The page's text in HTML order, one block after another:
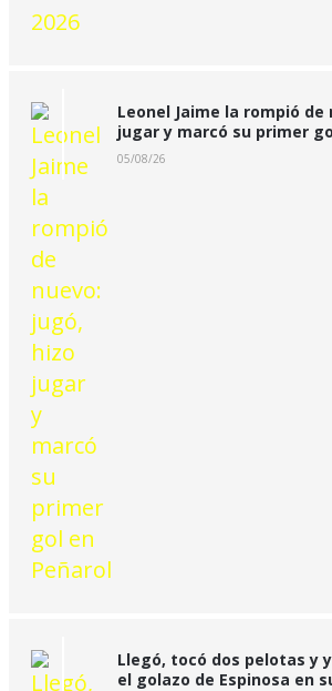
Leonel Jaime la rompió de
jugar y marcó su primer
05/08/26
Llegó, tocó dos pelotas y
el golazo de Espinosa en